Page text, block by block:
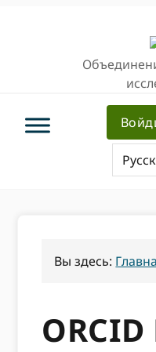
Вы здесь: